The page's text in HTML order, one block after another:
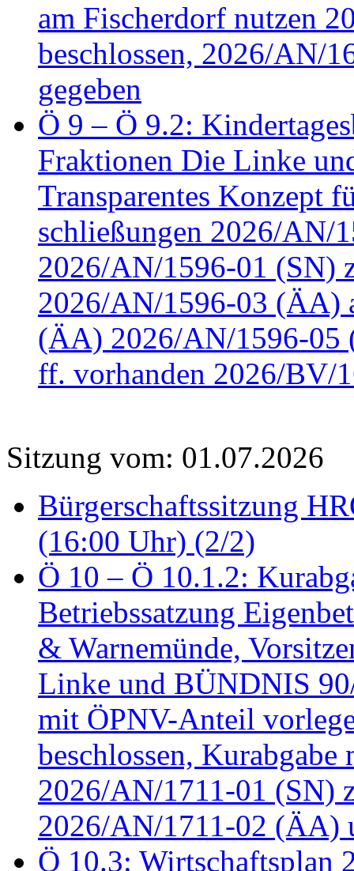
am Fischerdorf nutzen
beschlossen, 2026/AN/
gegeben
Ö 9 – Ö 9.2:
Fraktionen Die Linke
Transparentes Konzept
schließungen 2026/AN/
2026/AN/1596-01 (SN)
2026/AN/1596-03 (ÄA)
(ÄA) 2026/AN/1596-05
ff. vorhanden 2026/BV/
Sitzung vom: 01.07.2026
Bürgerschaftssitzung
(16:00 Uhr) (2/2)
Ö 10 – Ö 10.1.2:
Betriebssatzung
& Warnemünde,
Linke und BÜNDNIS
mit ÖPNV-Anteil
beschlossen,
2026/AN/1711-01 (SN)
2026/AN/1711-02 (ÄA)
Ö 10.3: Wirtschaftsplan